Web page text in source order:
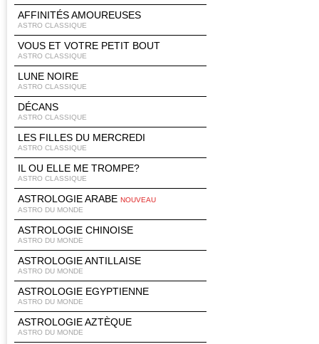
AFFINITÉS AMOUREUSES
ASTRO CLASSIQUE
VOUS ET VOTRE PETIT BOUT
ASTRO CLASSIQUE
LUNE NOIRE
ASTRO CLASSIQUE
DÉCANS
ASTRO CLASSIQUE
LES FILLES DU MERCREDI
ASTRO CLASSIQUE
IL OU ELLE ME TROMPE?
ASTRO CLASSIQUE
ASTROLOGIE ARABE NOUVEAU
ASTRO DU MONDE
ASTROLOGIE CHINOISE
ASTRO DU MONDE
ASTROLOGIE ANTILLAISE
ASTRO DU MONDE
ASTROLOGIE EGYPTIENNE
ASTRO DU MONDE
ASTROLOGIE AZTÈQUE
ASTRO DU MONDE